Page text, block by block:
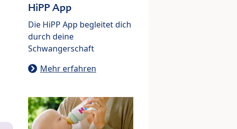
HiPP App
Die HiPP App begleitet dich
durch deine
Schwangerschaft
Mehr erfahren